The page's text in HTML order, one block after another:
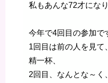
私もあんな72才にな
今年で4回目の参加で
1回目は前の人を見て
精一杯、
2回目、なんとな～く